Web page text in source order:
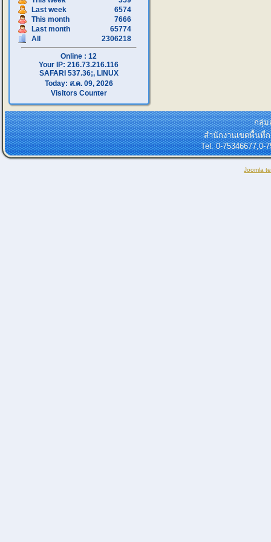
Last week
6574
This month
7666
Last month
65774
All
2306218
Online : 12
Your IP: 216.73.216.116
SAFARI 537.36;, LINUX
Today: ส.ค. 09, 2026
Visitors Counter
กลุ่ม
สำนักงานเขตพื้นที่
Tel. 0-75346677,0-
Joomla